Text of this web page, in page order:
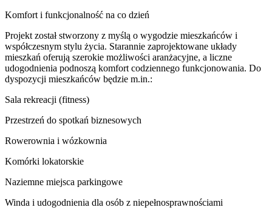
Komfort i funkcjonalność na co dzień
Projekt został stworzony z myślą o wygodzie mieszkańców i
współczesnym stylu życia. Starannie zaprojektowane układy
mieszkań oferują szerokie możliwości aranżacyjne, a liczne
udogodnienia podnoszą komfort codziennego funkcjonowania. Do
dyspozycji mieszkańców będzie m.in.:
Sala rekreacji (fitness)
Przestrzeń do spotkań biznesowych
Rowerownia i wózkownia
Komórki lokatorskie
Naziemne miejsca parkingowe
Winda i udogodnienia dla osób z niepełnosprawnościami